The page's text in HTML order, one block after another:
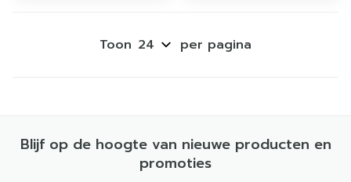
Toon per pagina
Blijf op de hoogte van nieuwe producten en
promoties